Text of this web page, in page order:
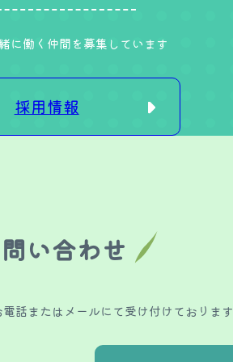
に働く 仲間を募集しています
採用情報
い合わせ
電話またはメールにて受け付けておりま